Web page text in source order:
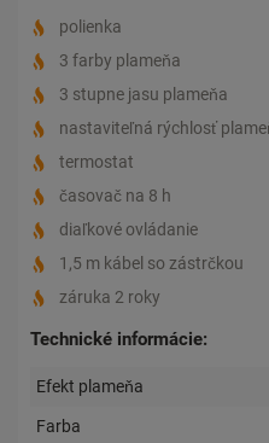
polienka
3 farby plameňa
3 stupne jasu plameňa
nastaviteľná rýchlosť
termostat
časovač na 8 h
diaľkové ovládanie
1,5 m kábel so zástrčkou
záruka 2 roky
Technické informácie:
Efekt plameňa
Farba